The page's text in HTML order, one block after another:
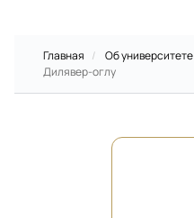
Главная / Об университете
Дилявер-оглу